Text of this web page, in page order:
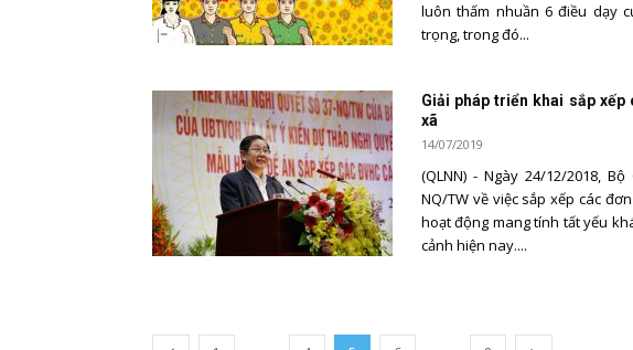
luôn thấm nhuần 6 điều dạy
trọng, trong đó...
Giải pháp triển khai sắp xếp
xã
14/07/2019
(QLNN) - Ngày 24/12/2018,
NQ/TW về việc sắp xếp các
hoạt động mang tính tất yếu
cảnh hiện nay....